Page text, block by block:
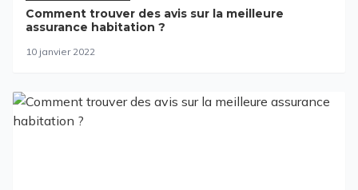
Comment trouver des avis sur la meilleure
assurance habitation ?
10 janvier 2022